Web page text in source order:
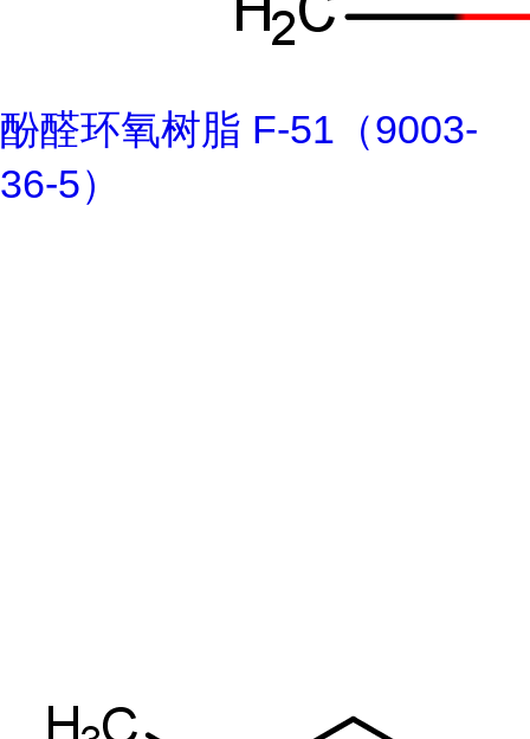
酚醛环氧树脂 F-51（9003-
36-5）